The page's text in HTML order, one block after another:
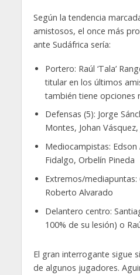
Según la tendencia
amistosos, el once más
ante Sudáfrica sería:
Portero: Raúl ‘Tala’
titular en los últimos
también tiene opciones
Defensas (5): Jorge
Montes, Johan Vásquez,
Mediocampistas:
Fidalgo, Orbelín Pineda
Extremos/mediapuntas:
Roberto Alvarado
Delantero centro:
100% de su lesión) o
El gran interrogante sigue
de algunos jugadores.